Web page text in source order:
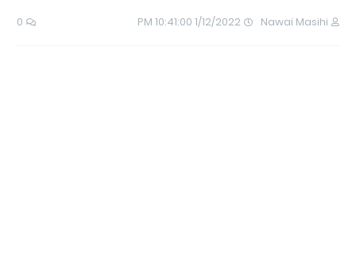
Nawai Masihi
1/12/2022 10:41:00 PM
0